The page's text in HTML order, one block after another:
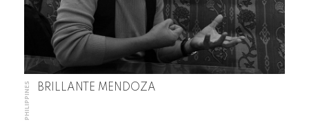
PHILIPPINES BRILLANTE MENDOZA